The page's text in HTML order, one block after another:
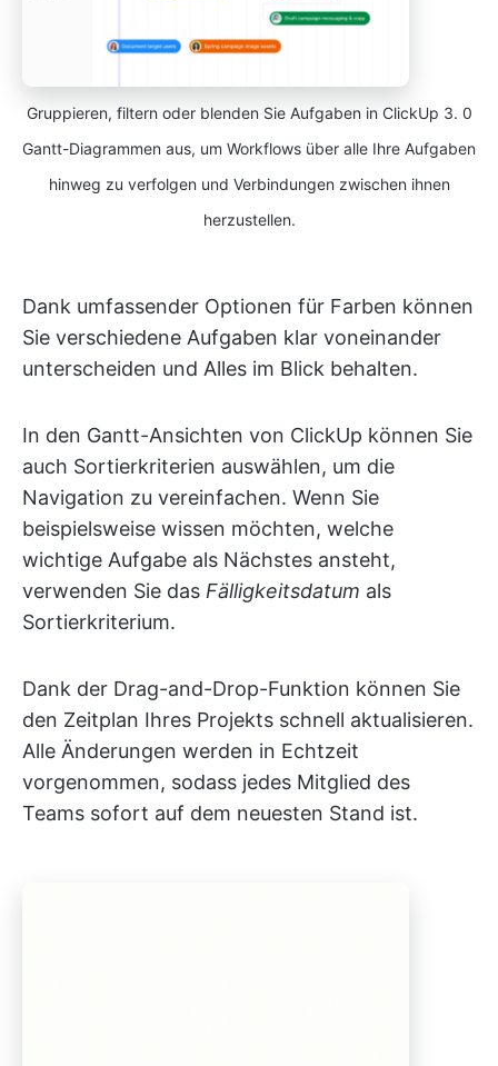
Gruppieren, filtern oder blenden Sie Aufgaben in ClickUp 3. 0
Gantt-Diagrammen aus, um Workflows über alle Ihre Aufgaben
hinweg zu verfolgen und Verbindungen zwischen ihnen
herzustellen.
Dank umfassender Optionen für Farben können
Sie verschiedene Aufgaben klar voneinander
unterscheiden und Alles im Blick behalten.
In den Gantt-Ansichten von ClickUp können Sie
auch Sortierkriterien auswählen, um die
Navigation zu vereinfachen. Wenn Sie
beispielsweise wissen möchten, welche
wichtige Aufgabe als Nächstes ansteht,
verwenden Sie das Fälligkeitsdatum als
Sortierkriterium.
Dank der Drag-and-Drop-Funktion können Sie
den Zeitplan Ihres Projekts schnell aktualisieren.
Alle Änderungen werden in Echtzeit
vorgenommen, sodass jedes Mitglied des
Teams sofort auf dem neuesten Stand ist.